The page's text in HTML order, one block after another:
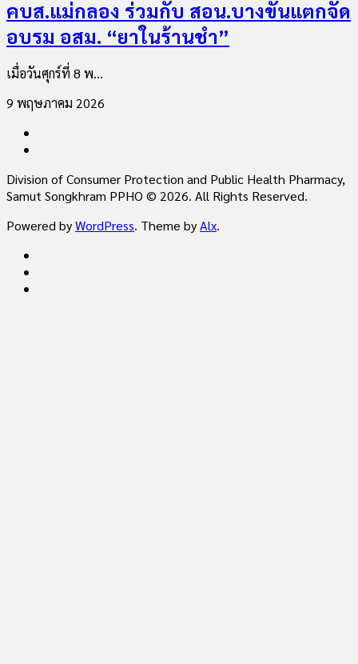
คบส.แม่กลอง ร่วมกับ สอน.บางขันแตกจัด
อบรม อสม. “ยาในร้านชำ”
เมื่อวันศุกร์ที่ 8 พ...
9 พฤษภาคม 2026
Division of Consumer Protection and Public Health Pharmacy,
Samut Songkhram PPHO © 2026. All Rights Reserved.
Powered byWordPress. Theme byAlx.